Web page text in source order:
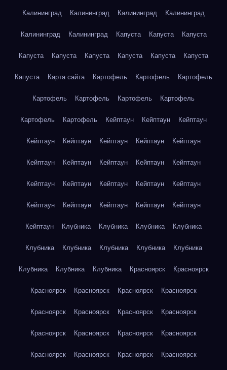
Калининград Калининград Калининград Калининград
Калининград Калининград Капуста Капуста Капуста
Капуста Капуста Капуста Капуста Капуста Капуста
Капуста Карта сайта Картофель Картофель Картофель
Картофель Картофель Картофель Картофель
Картофель Картофель Кейптаун Кейптаун Кейптаун
Кейптаун Кейптаун Кейптаун Кейптаун Кейптаун
Кейптаун Кейптаун Кейптаун Кейптаун Кейптаун
Кейптаун Кейптаун Кейптаун Кейптаун Кейптаун
Кейптаун Кейптаун Кейптаун Кейптаун Кейптаун
Кейптаун Клубника Клубника Клубника Клубника
Клубника Клубника Клубника Клубника Клубника
Клубника Клубника Клубника Красноярск Красноярск
Красноярск Красноярск Красноярск Красноярск
Красноярск Красноярск Красноярск Красноярск
Красноярск Красноярск Красноярск Красноярск
Красноярск Красноярск Красноярск Красноярск